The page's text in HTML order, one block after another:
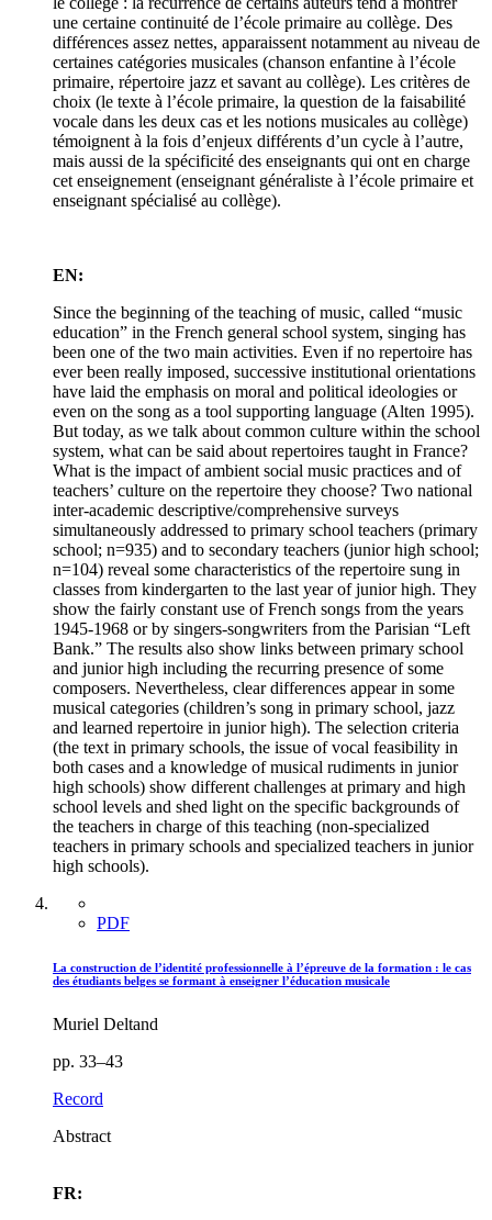
une certaine continuité de l’école primaire au collège. Des
différences assez nettes, apparaissent notamment au niveau de
certaines catégories musicales (chanson enfantine à l’école
primaire, répertoire jazz et savant au collège). Les critères de
choix (le texte à l’école primaire, la question de la faisabilité
vocale dans les deux cas et les notions musicales au collège)
témoignent à la fois d’enjeux différents d’un cycle à l’autre,
mais aussi de la spécificité des enseignants qui ont en charge
cet enseignement (enseignant généraliste à l’école primaire et
enseignant spécialisé au collège).
EN:
Since the beginning of the teaching of music, called “music
education” in the French general school system, singing has
been one of the two main activities. Even if no repertoire has
ever been really imposed, successive institutional orientations
have laid the emphasis on moral and political ideologies or
even on the song as a tool supporting language (Alten 1995).
But today, as we talk about common culture within the school
system, what can be said about repertoires taught in France?
What is the impact of ambient social music practices and of
teachers’ culture on the repertoire they choose? Two national
inter-academic descriptive/comprehensive surveys
simultaneously addressed to primary school teachers (primary
school; n=935) and to secondary teachers (junior high school;
n=104) reveal some characteristics of the repertoire sung in
classes from kindergarten to the last year of junior high. They
show the fairly constant use of French songs from the years
1945-1968 or by singers-songwriters from the Parisian “Left
Bank.” The results also show links between primary school
and junior high including the recurring presence of some
composers. Nevertheless, clear differences appear in some
musical categories (children’s song in primary school, jazz
and learned repertoire in junior high). The selection criteria
(the text in primary schools, the issue of vocal feasibility in
both cases and a knowledge of musical rudiments in junior
high schools) show different challenges at primary and high
school levels and shed light on the specific backgrounds of
the teachers in charge of this teaching (non-specialized
teachers in primary schools and specialized teachers in junior
high schools).
PDF
La construction de l’identité professionnelle à l’épreuve de la formation : le cas
des étudiants belges se formant à enseigner l’éducation musicale
Muriel Deltand
pp. 33–43
Record
Abstract
FR: